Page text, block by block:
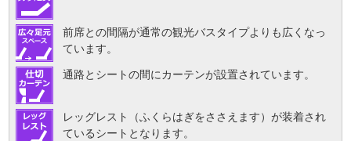
前席との間隔が通常の観光バスタイプよりも広くなっ
ています。
通路とシートの間にカーテンが設置されています。
レッグレスト（ふくらはぎをささえます）が装着され
ているシートとなります。